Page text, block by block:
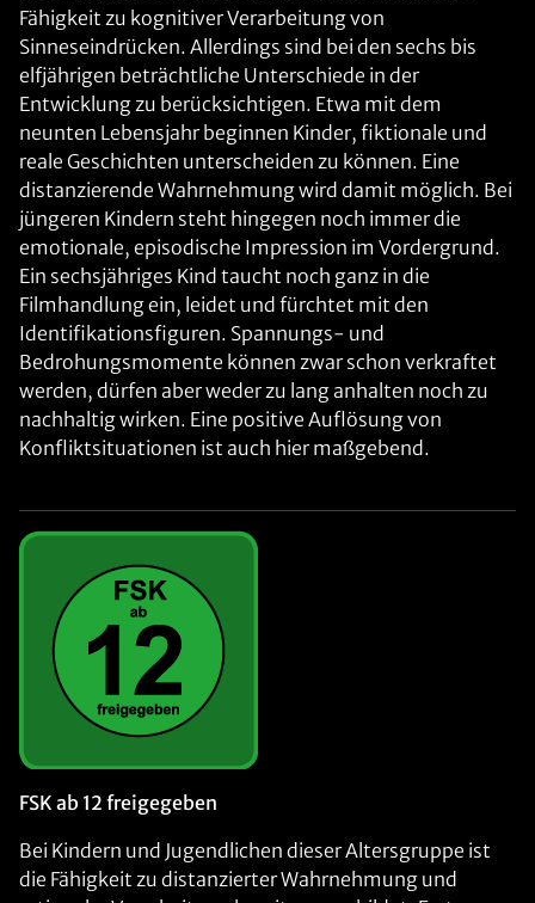
Fähigkeit zu kognitiver Verarbeitung von
Sinneseindrücken. Allerdings sind bei den sechs bis
elfjährigen beträchtliche Unterschiede in der
Entwicklung zu berücksichtigen. Etwa mit dem
neunten Lebensjahr beginnen Kinder, fiktionale und
reale Geschichten unterscheiden zu können. Eine
distanzierende Wahrnehmung wird damit möglich. Bei
jüngeren Kindern steht hingegen noch immer die
emotionale, episodische Impression im Vordergrund.
Ein sechsjähriges Kind taucht noch ganz in die
Filmhandlung ein, leidet und fürchtet mit den
Identifikationsfiguren. Spannungs- und
Bedrohungsmomente können zwar schon verkraftet
werden, dürfen aber weder zu lang anhalten noch zu
nachhaltig wirken. Eine positive Auflösung von
Konfliktsituationen ist auch hier maßgebend.
FSK ab 12 freigegeben
Bei Kindern und Jugendlichen dieser Altersgruppe ist
die Fähigkeit zu distanzierter Wahrnehmung und